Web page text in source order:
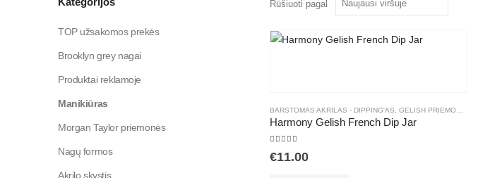
Rūšiuoti pagal
BARSTOMAS AKRILAS - DIPPING'AS GELISH PRIEMONĖS
Harmony Gelish French Dip Jar
€11.00
TOP užsakomos prekės
Brooklyn grey nagai
Produktai reklamoje
Manikiūras
Morgan Taylor priemonės
Nagų formos
Akrilo skystis